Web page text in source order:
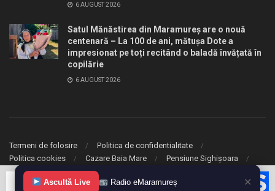
6 AUGUST 2026
Satul Mănăstirea din Maramureș are o nouă
centenară – La 100 de ani, mătușa Dote a
impresionat pe toți recitând o baladă învățată în
copilărie
6 AUGUST 2026
Termeni de folosire
Politica de confidentialitate
Politica cookies
Cazare Baia Mare Pensiune Sighișoara
© 2020 eMaramures. Toate drepturile rezervate.
Ascultă Live Radio eMaramureș ✕